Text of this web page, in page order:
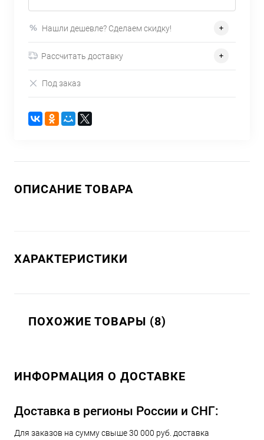
Нашли дешевле? Сделаем скидку!
Рассчитать доставку
Под заказ
ОПИСАНИЕ ТОВАРА
ХАРАКТЕРИСТИКИ
ПОХОЖИЕ ТОВАРЫ (8)
ИНФОРМАЦИЯ О ДОСТАВКЕ
Доставка в регионы России и СНГ:
Для заказов на сумму свыше 30 000 руб. доставка